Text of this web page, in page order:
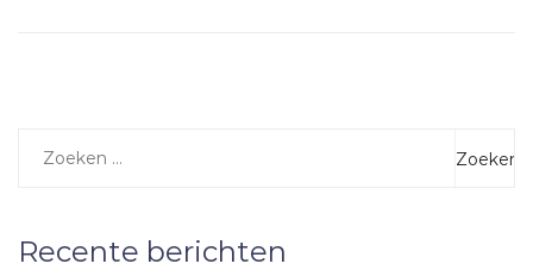
Recente berichten